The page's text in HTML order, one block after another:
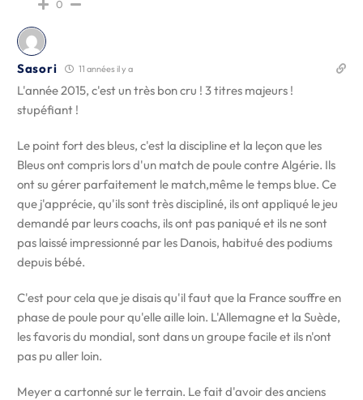
0
Sasori 11 années il y a
L'année 2015, c'est un très bon cru ! 3 titres majeurs !
stupéfiant !
Le point fort des bleus, c'est la discipline et la leçon que les
Bleus ont compris lors d'un match de poule contre Algérie. Ils
ont su gérer parfaitement le match,même le temps blue. Ce
que j'apprécie, qu'ils sont très discipliné, ils ont appliqué le jeu
demandé par leurs coachs, ils ont pas paniqué et ils ne sont
pas laissé impressionné par les Danois, habitué des podiums
depuis bébé.
C'est pour cela que je disais qu'il faut que la France souffre en
phase de poule pour qu'elle aille loin. L'Allemagne et la Suède,
les favoris du mondial, sont dans un groupe facile et ils n'ont
pas pu aller loin.
Meyer a cartonné sur le terrain. Le fait d'avoir des anciens